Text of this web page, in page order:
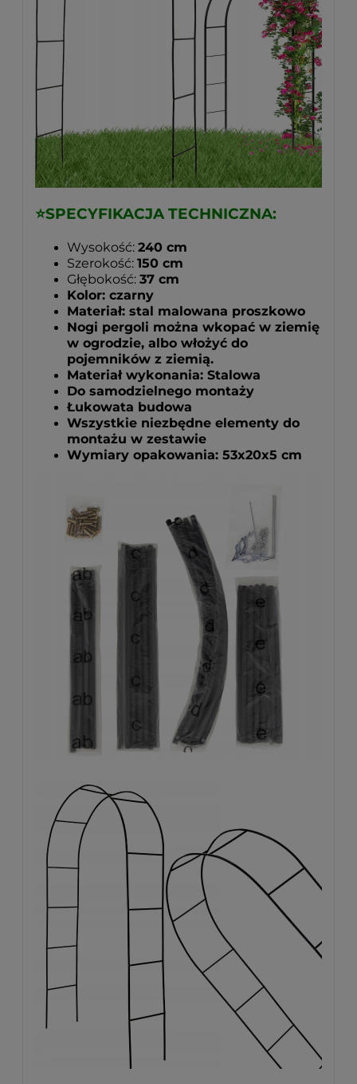
⭐SPECYFIKACJA TECHNICZNA:
Wysokość: 240 cm
Szerokość: 150 cm
Głębokość: 37 cm
Kolor: czarny
Materiał: stal malowana proszkowo
Nogi pergoli można wkopać w ziemię
w ogrodzie, albo włożyć do
pojemników z ziemią.
Materiał wykonania: Stalowa
Do samodzielnego montaży
Łukowata budowa
Wszystkie niezbędne elementy do
montażu w zestawie
Wymiary opakowania: 53x20x5 cm